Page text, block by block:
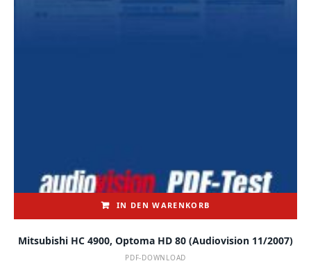
IN DEN WARENKORB
Mitsubishi HC 4900, Optoma HD 80 (audiovision 11/2007)
PDF-DOWNLOAD